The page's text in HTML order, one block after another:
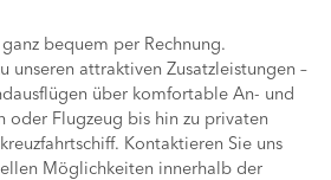
bequem per Rechnung.
unseren attraktiven Zusatzleistungen –
über komfortable An- und
oder Flugzeug bis hin zu privaten
Kontaktieren Sie uns
Möglichkeiten innerhalb der